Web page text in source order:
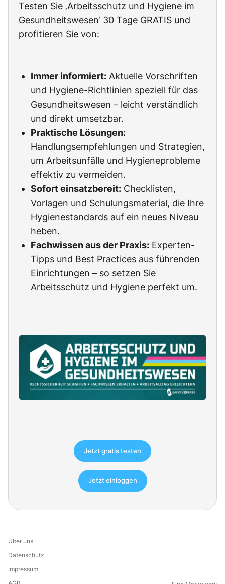
Testen Sie ‚Arbeitsschutz und Hygiene im
Gesundheitswesen‘ 30 Tage GRATIS und
profitieren Sie von:
Immer informiert: Aktuelle Vorschriften
und Hygiene-Richtlinien speziell für das
Gesundheitswesen – leicht verständlich
und direkt umsetzbar.
Praktische Lösungen:
Handlungsempfehlungen und Strategien,
um Arbeitsunfälle und Hygieneprobleme
effektiv zu vermeiden.
Sofort einsatzbereit: Checklisten,
Vorlagen und Schulungsmaterial, die Ihre
Hygienestandards auf ein neues Niveau
heben.
Fachwissen aus der Praxis: Experten-
Tipps und Best Practices aus führenden
Einrichtungen – so setzen Sie
Arbeitsschutz und Hygiene perfekt um.
Jetzt gratis testen
Jetzt einloggen
Über uns
Datenschutz
Impressum